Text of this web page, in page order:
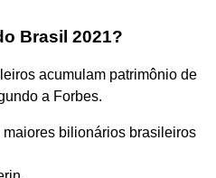
Brasil 2021?
acumulam patrimônio de
a Forbes.
bilionários brasileiros